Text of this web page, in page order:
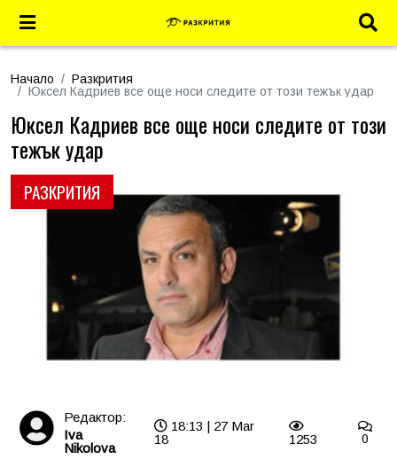
Начало
Разкрития
Юксел Кадриев все още носи следите от този тежък удар
РАЗКРИТИЯ
Юксел Кадриев все още носи следите от този
тежък удар
Редактор:
Iva
Nikolova
18:13 | 27 Mar
18
1253 0